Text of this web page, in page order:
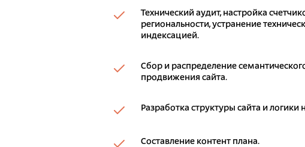
Технический аудит, настройка
региональности, устранение
индексацией.
Сбор и распределение
продвижения сайта.
Разработка структуры сайта и логики
Составление контент плана.